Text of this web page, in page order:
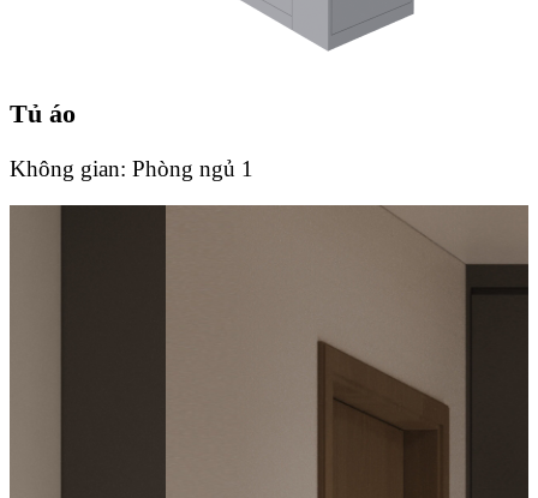
Tủ áo
Không gian: Phòng ngủ 1